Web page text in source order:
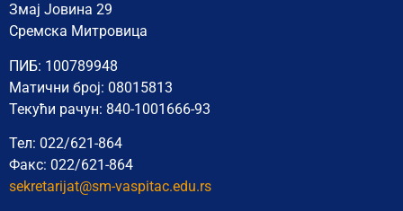
Змај Јовина 29
Сремска Митровица
ПИБ: 100789948
Матични број: 08015813
Текући рачун: 840-1001666-93
Тел: 022/621-864
Факс: 022/621-864
sekretarijat@sm-vaspitac.edu.rs